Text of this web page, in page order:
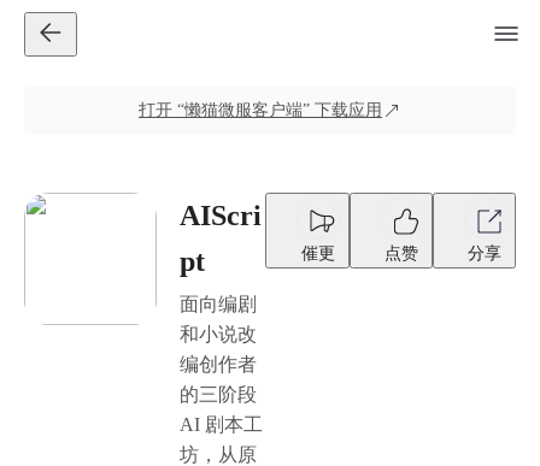
打开 “懒猫微服客户端” 下载应用
AIScri
pt
面向编剧
和小说改
编创作者
的三阶段
AI 剧本工
坊，从原
催更 点赞 分享